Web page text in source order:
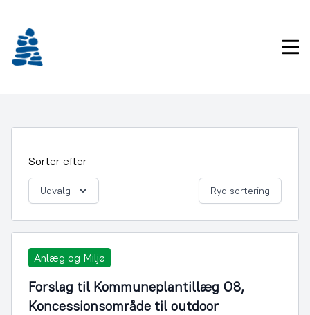
indhold
Sorter efter
Udvalg Ryd sortering
Anlæg og Miljø
Forslag til Kommuneplantillæg O8,
Koncessionsområde til outdoor